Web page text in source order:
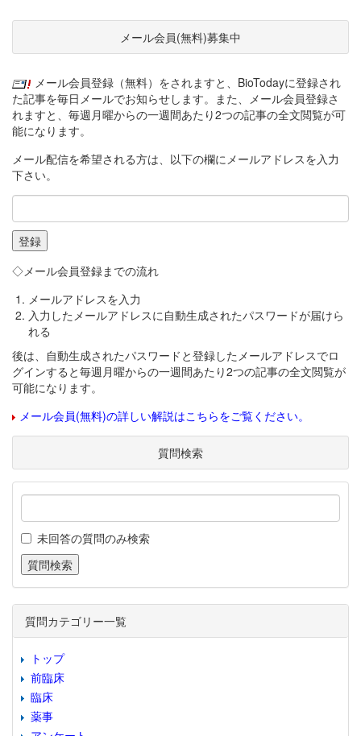
メール会員(無料)募集中
メール会員登録（無料）をされますと、BioTodayに登録され
た記事を毎日メールでお知らせします。また、メール会員登録さ
れますと、毎週月曜からの一週間あたり2つの記事の全文閲覧が可
能になります。
メール配信を希望される方は、以下の欄にメールアドレスを入力
下さい。
◇メール会員登録までの流れ
メールアドレスを入力
入力したメールアドレスに自動生成されたパスワードが届けら
れる
後は、自動生成されたパスワードと登録したメールアドレスでロ
グインすると毎週月曜からの一週間あたり2つの記事の全文閲覧が
可能になります。
メール会員(無料)の詳しい解説はこちらをご覧ください。
質問検索
未回答の質問のみ検索
質問カテゴリー一覧
トップ
前臨床
臨床
薬事